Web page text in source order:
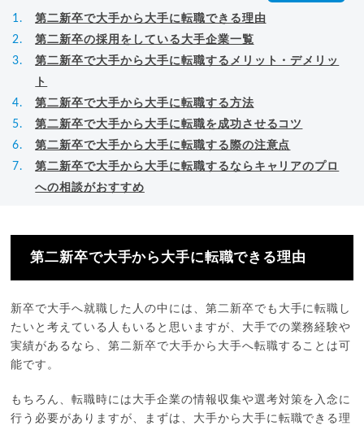
第二新卒で大手から大手に転職できる理由
第二新卒の採用をしている大手企業一覧
第二新卒で大手から大手に転職するメリット・デメリッ
ト
第二新卒で大手から大手に転職する方法
第二新卒で大手から大手に転職を成功させるコツ
第二新卒で大手から大手に転職する際の注意点
第二新卒で大手から大手に転職するならキャリアのプロ
への相談がおすすめ
第二新卒で大手から大手に転職できる理由
新卒で大手へ就職した人の中には、第二新卒でも大手に転職し
たいと考えている人もいると思いますが、大手での業務経験や
実績があるなら、第二新卒で大手から大手へ転職することは可
能です。
もちろん、転職時には大手企業の情報収集や選考対策を入念に
行う必要がありますが、まずは、大手から大手に転職できる理